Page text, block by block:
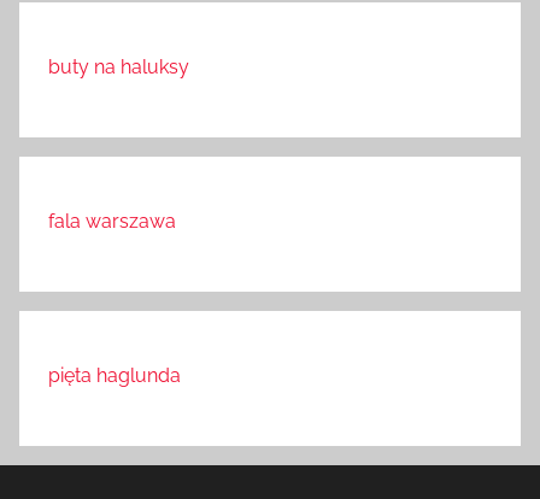
buty na haluksy
fala warszawa
pięta haglunda